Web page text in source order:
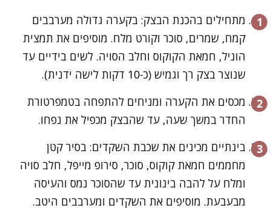
מתחילים בהכנת הבצק: בקערה גדולה מערבבים
קמח, שמרים, סוכר וקורט מלח. מוסיפים את תמצית
הוניל, חמאת הקוקוס וחלב הסויה. לשים בידיים עד
שנוצר בצק רך וגמיש (כ-10 דקות לישה ידנית).
מכסים את הקערה ומניחים להתפחה בטמפרטורת
החדר במשך שעה, עד שהבצק מכפיל את נפחו.
בינתיים מכינים את שכבת השקדים: בסיר קטן
מחממים חמאת קוקוס, סוכר, סירופ מייפל, חלב סויה
ומלח על להבה בינונית עד שהסוכר נמס והעיסה
מבעבעת. מוסיפים את השקדים ומערבבים היטב.